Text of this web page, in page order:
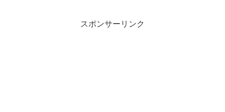
スポンサーリンク